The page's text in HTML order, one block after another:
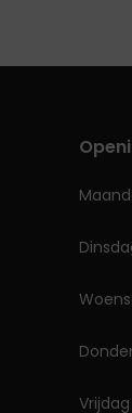
Vrijdag